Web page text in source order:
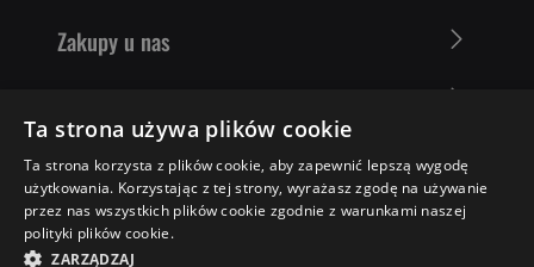
38,29 ZŁ
Zakupy u nas
Literaci polecają
Ta strona używa plików cookie
Ta strona korzysta z plików cookie, aby zapewnić lepszą wygodę
użytkowania. Korzystając z tej strony, wyrażasz zgodę na używanie
przez nas wszystkich plików cookie zgodnie z warunkami naszej
polityki plików cookie.
ZARZĄDZAJ